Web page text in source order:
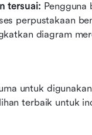
tersuai: Pengguna
perpustakaan
diagram
untuk
terbaik untuk